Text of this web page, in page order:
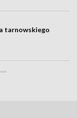
tarnowskiego